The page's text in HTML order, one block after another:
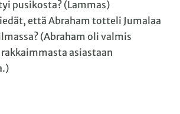
pusikosta? (Lammas)
että Abraham totteli Jumalaa
(Abraham oli valmis
asiastaan